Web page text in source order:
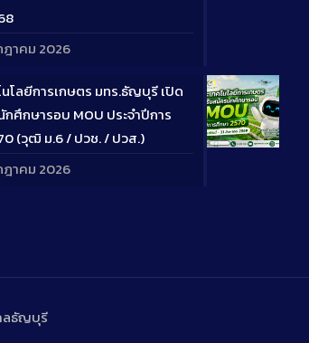
ฎาคม 2026
Long
โลยีการเกษตร มทร.ธัญบุรี เปิด
ศึกษารอบ MOU ประจำปีการ
(วุฒิ ม.6 / ปวช. / ปวส.)
ฎาคม 2026
ลธัญบุรี